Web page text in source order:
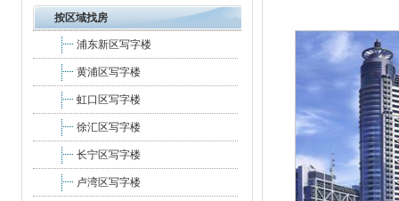
按区域找房
浦东新区写字楼
黄浦区写字楼
虹口区写字楼
徐汇区写字楼
长宁区写字楼
卢湾区写字楼